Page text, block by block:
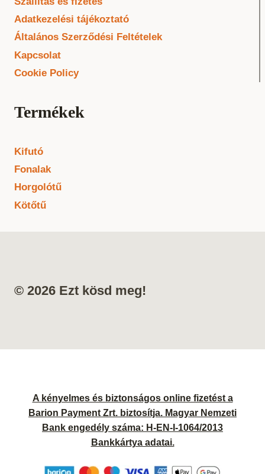
Adatkezelési tájékoztató
Általános Szerződési Feltételek
Kapcsolat
Cookie Policy
Termékek
Kifutó
Fonalak
Horgolótű
Kötőtű
© 2026 Ezt kösd meg!
A kényelmes és biztonságos online fizetést a
Barion Payment Zrt. biztosítja. Magyar Nemzeti
Bank engedély száma: H-EN-I-1064/2013
Bankkártya adatai.